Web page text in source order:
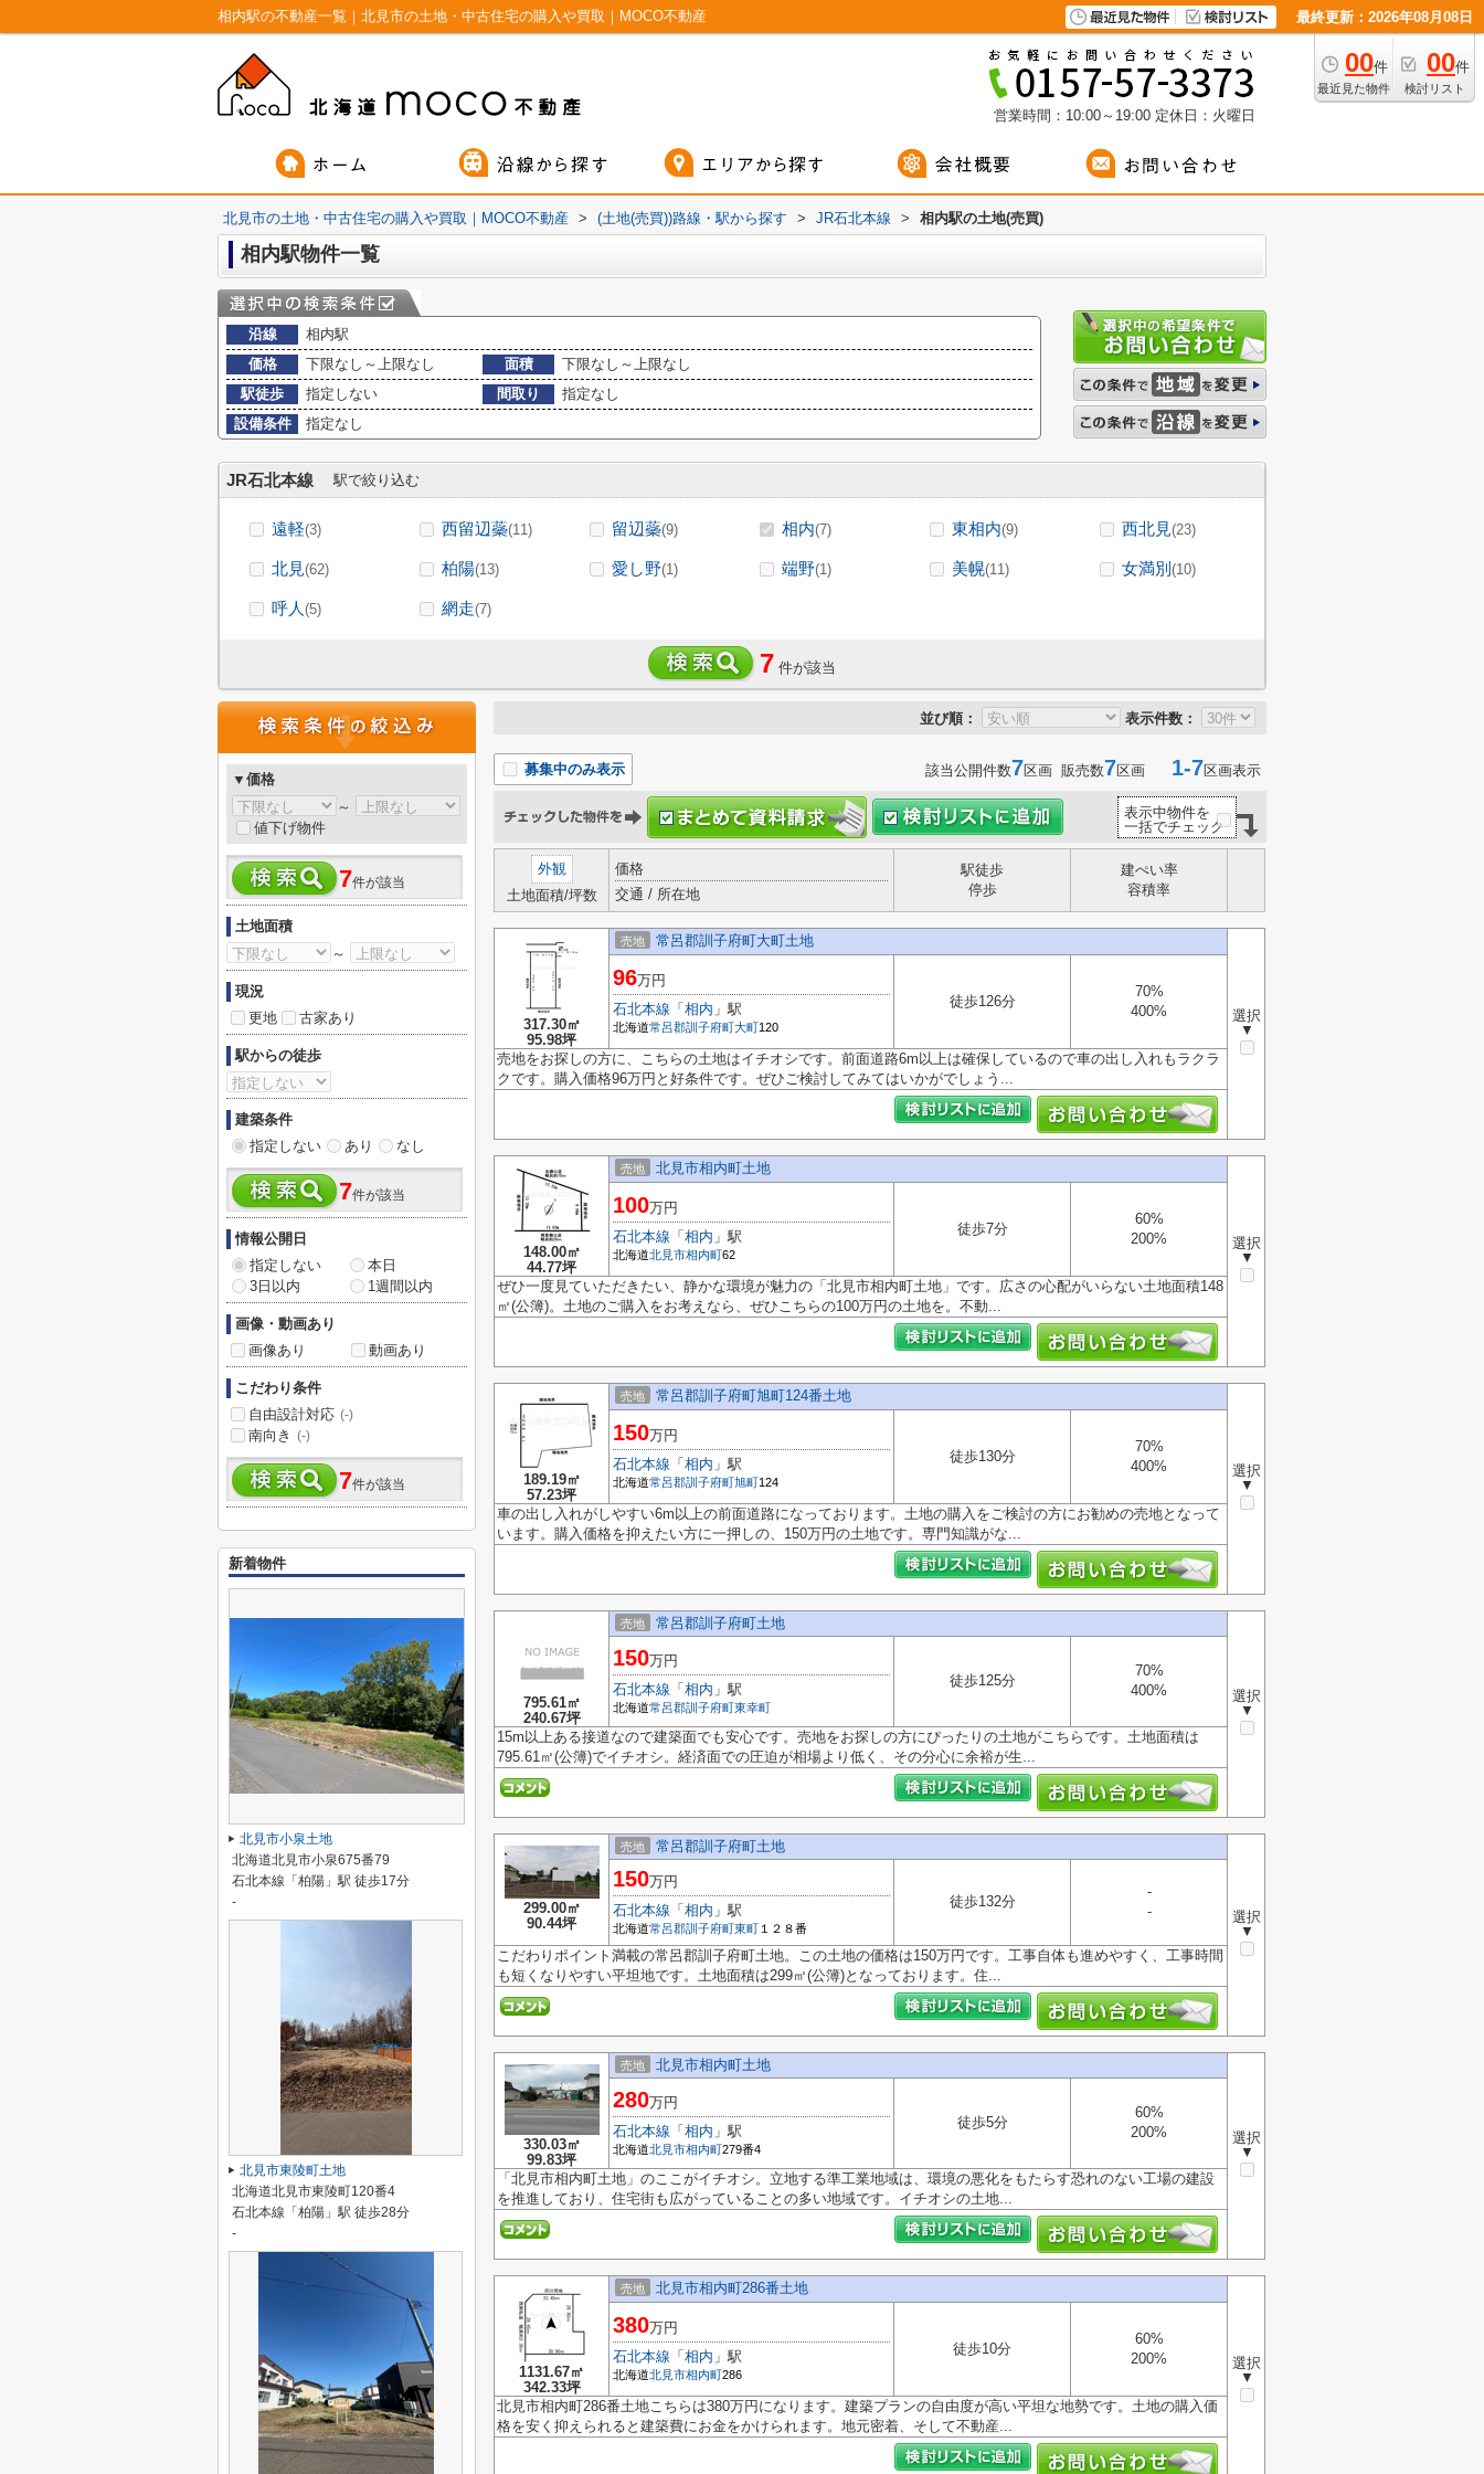
相内駅の不動産一覧｜北見市の土地・中古住宅の購入や買取｜MOCO不動産 最終更新：2026年08月08日
00件
最近見た物件
00件
検討リスト
営業時間：10:00～19:00 定休日：火曜日
北見市の土地・中古住宅の購入や買取｜MOCO不動産 > (土地(売買))路線・駅から探す > JR石北本線 > 相内駅の土地(売買)
相内駅物件一覧
沿線
相内駅
価格
下限なし～上限なし 面積
下限なし～上限なし
駅徒歩
指定しない 間取り
指定なし
設備条件
指定なし
JR石北本線 駅で絞り込む
遠軽(3) 西留辺蘂(11) 留辺蘂(9) 相内(7) 東相内(9) 西北見(23)
北見(62) 柏陽(13) 愛し野(1) 端野(1) 美幌(11) 女満別 (10)
呼人 (5) 網走(7)
7 件が該当
並び順： 表示件数：
募集中のみ表示 該当公開件数7区画 販売数7区画 1-7区画表示
表示中物件を
一括でチェック
外観
土地面積/坪数
価格
交通 / 所在地
駅徒歩
停歩
建ぺい率
容積率
317.30㎡
95.98坪
売地 常呂郡訓子府町大町土地
選択
▼
96万円
石北本線 「 相内 」駅
北海道常呂郡訓子府町大町120
徒歩126分
70%
400%
売地をお探しの方に、こちらの土地はイチオシです。前面道路6m以上は確保しているので車の出し入れもラクラ
クです。購入価格96万円と好条件です。ぜひご検討してみてはいかがでしょう...
148.00㎡
44.77坪
売地 北見市相内町土地
選択
▼
100万円
石北本線 「 相内 」駅
北海道北見市相内町62
徒歩7分
60%
200%
ぜひ一度見ていただきたい、静かな環境が魅力の「北見市相内町土地」です。広さの心配がいらない土地面積148
㎡(公簿)。土地のご購入をお考えなら、ぜひこちらの100万円の土地を。不動...
189.19㎡
57.23坪
売地 常呂郡訓子府町旭町124番土地
選択
▼
150万円
石北本線 「 相内 」駅
北海道常呂郡訓子府町旭町124
徒歩130分
70%
400%
車の出し入れがしやすい6m以上の前面道路になっております。土地の購入をご検討の方にお勧めの売地となって
います。購入価格を抑えたい方に一押しの、150万円の土地です。専門知識がな...
795.61㎡
240.67坪
売地 常呂郡訓子府町土地
選択
▼
150万円
石北本線 「 相内 」駅
北海道常呂郡訓子府町東幸町
徒歩125分
70%
400%
15m以上ある接道なので建築面でも安心です。売地をお探しの方にぴったりの土地がこちらです。土地面積は
795.61㎡(公簿)でイチオシ。経済面での圧迫が相場より低く、その分心に余裕が生...
299.00㎡
90.44坪
売地 常呂郡訓子府町土地
選択
▼
150万円
石北本線 「 相内 」駅
北海道常呂郡訓子府町東町 １２８番
徒歩132分
-
-
こだわりポイント満載の常呂郡訓子府町土地。この土地の価格は150万円です。工事自体も進めやすく、工事時間
も短くなりやすい平坦地です。土地面積は299㎡(公簿)となっております。住...
330.03㎡
99.83坪
売地 北見市相内町土地
選択
▼
280万円
石北本線 「 相内 」駅
北海道北見市相内町279番4
徒歩5分
60%
200%
「北見市相内町土地」のここがイチオシ。立地する準工業地域は、環境の悪化をもたらす恐れのない工場の建設
を推進しており、住宅街も広がっていることの多い地域です。イチオシの土地...
1131.67㎡
342.33坪
売地 北見市相内町286番土地
選択
▼
380万円
石北本線 「 相内 」駅
北海道北見市相内町286
徒歩10分
60%
200%
北見市相内町286番土地こちらは380万円になります。建築プランの自由度が高い平坦な地勢です。土地の購入価
格を安く抑えられると建築費にお金をかけられます。地元密着、そして不動産...
▼価格
～
値下げ物件
7件が該当
土地面積
～
現況
更地
古家あり
駅からの徒歩
建築条件
指定しない
あり なし
7件が該当
情報公開日
指定しない
本日
3日以内
1週間以内
画像・動画あり
画像あり
動画あり
こだわり条件
自由設計対応 (-)
南向き (-)
7件が該当
新着物件
北見市小泉土地
北海道北見市小泉675番79
石北本線「柏陽」駅 徒歩17分
-
北見市東陵町土地
北海道北見市東陵町120番4
石北本線「柏陽」駅 徒歩28分
-